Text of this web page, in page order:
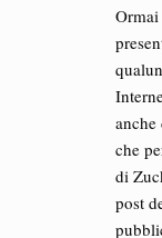
anche
che
di
post